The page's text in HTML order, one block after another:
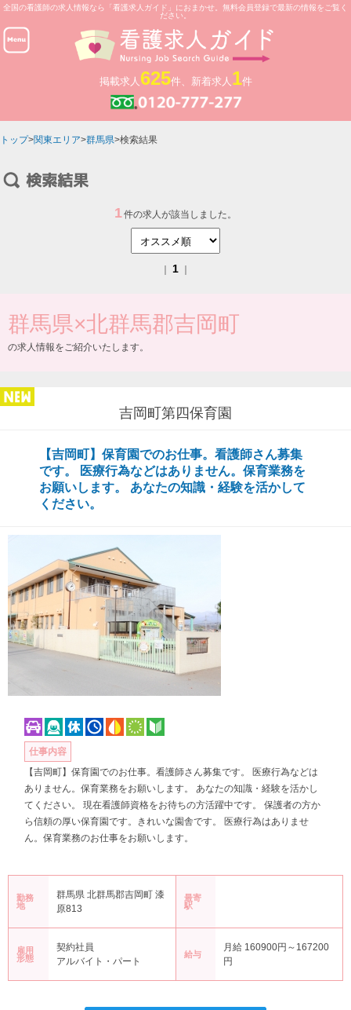
全国の看護師の求人情報なら「看護求人ガイド」におまかせ。無料会員登録で最新の情報をご覧く
ださい。
掲載求人 625件、新着求人 1件
トップ>関東エリア>群馬県>検索結果
1件の求人が該当しました。
1
群馬県×北群馬郡吉岡町
の求人情報をご紹介いたします。
吉岡町第四保育園
【吉岡町】保育園でのお仕事。看護師さん募集
です。 医療行為などはありません。保育業務を
お願いします。 あなたの知識・経験を活かして
ください。
仕事内容
【吉岡町】保育園でのお仕事。看護師さん募集です。 医療行為などは
ありません。保育業務をお願いします。 あなたの知識・経験を活かし
てください。 現在看護師資格をお待ちの方活躍中です。 保護者の方か
ら信頼の厚い保育園です。きれいな園舎です。 医療行為はありませ
ん。保育業務のお仕事をお願いします。
勤務
地
群馬県 北群馬郡吉岡町 漆
原813
最寄
駅
雇用
形態
契約社員
アルバイト・パート
給与
月給 160900円～167200
円